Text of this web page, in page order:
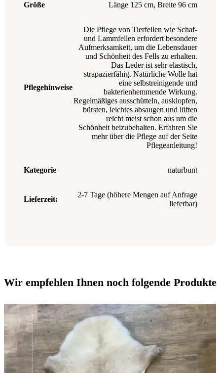
Größe Länge 125 cm, Breite 96 cm
Pflegehinweise
Die Pflege von Tierfellen wie Schaf-
und Lammfellen erfordert besondere
Aufmerksamkeit, um die Lebensdauer
und Schönheit des Fells zu erhalten.
Das Leder ist sehr elastisch,
strapazierfähig. Natürliche Wolle hat
eine selbstreinigende und
bakterienhemmende Wirkung.
Regelmäßiges ausschütteln, ausklopfen,
bürsten, leichtes absaugen und lüften
reicht meist schon aus um die
Schönheit beizubehalten. Erfahren Sie
mehr über die Pflege auf der Seite
Pflegeanleitung!
Kategorie naturbunt
Lieferzeit:
2-7 Tage (höhere Mengen auf Anfrage
lieferbar)
Wir empfehlen Ihnen noch folgende Produkte